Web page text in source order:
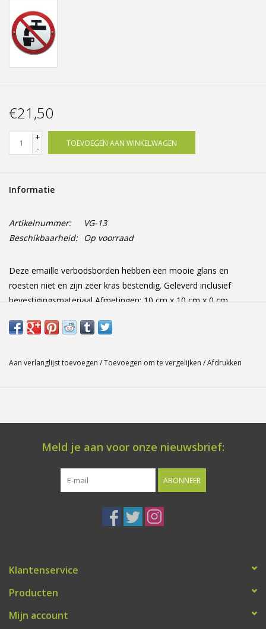
Portfolio
kleuren en lettertypes
€21,50
+
-
TOEVOEGEN AAN WINKELWAGEN
Informatie
Artikelnummer:
VG-13
Beschikbaarheid: Op voorraad
Deze emaille verbodsborden hebben een mooie glans en
roesten niet en zijn zeer kras bestendig. Geleverd inclusief
bevestigingsmateriaal Afmetingen: 10 cm x 10 cm x 0 cm
Aan verlanglijst toevoegen /Toevoegen om te vergelijken /Afdrukken
Meld je aan voor onze nieuwsbrief:
ABONNEER
Klantenservice
Producten
Mijn account